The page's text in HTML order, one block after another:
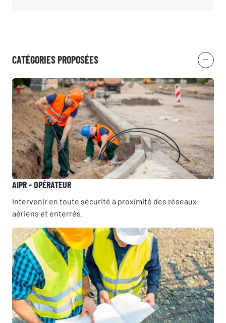
CATÉGORIES PROPOSÉES
AIPR - OPÉRATEUR
Intervenir en toute sécurité à proximité des réseaux
aériens et enterrés.